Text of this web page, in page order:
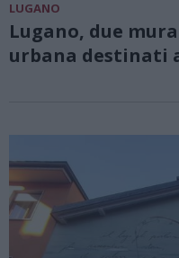
LUGANO
Lugano, due
urbana destinati